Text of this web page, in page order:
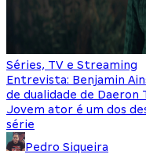
Séries, TV e Streaming
Entrevista: Benjamin
de dualidade de Daeron
Jovem ator é um dos
série
Pedro Siqueira